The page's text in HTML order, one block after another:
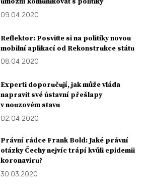
09. 04. 2020
Reflektor: Posviťte si na politiky novou
mobilní aplikací od Rekonstrukce státu
08. 04. 2020
Experti doporučují, jak může vláda
napravit své ústavní přešlapy
v nouzovém stavu
02. 04. 2020
Právní rádce Frank Bold: Jaké právní
otázky Čechy nejvíc trápí kvůli epidemii
koronaviru?
30. 03. 2020